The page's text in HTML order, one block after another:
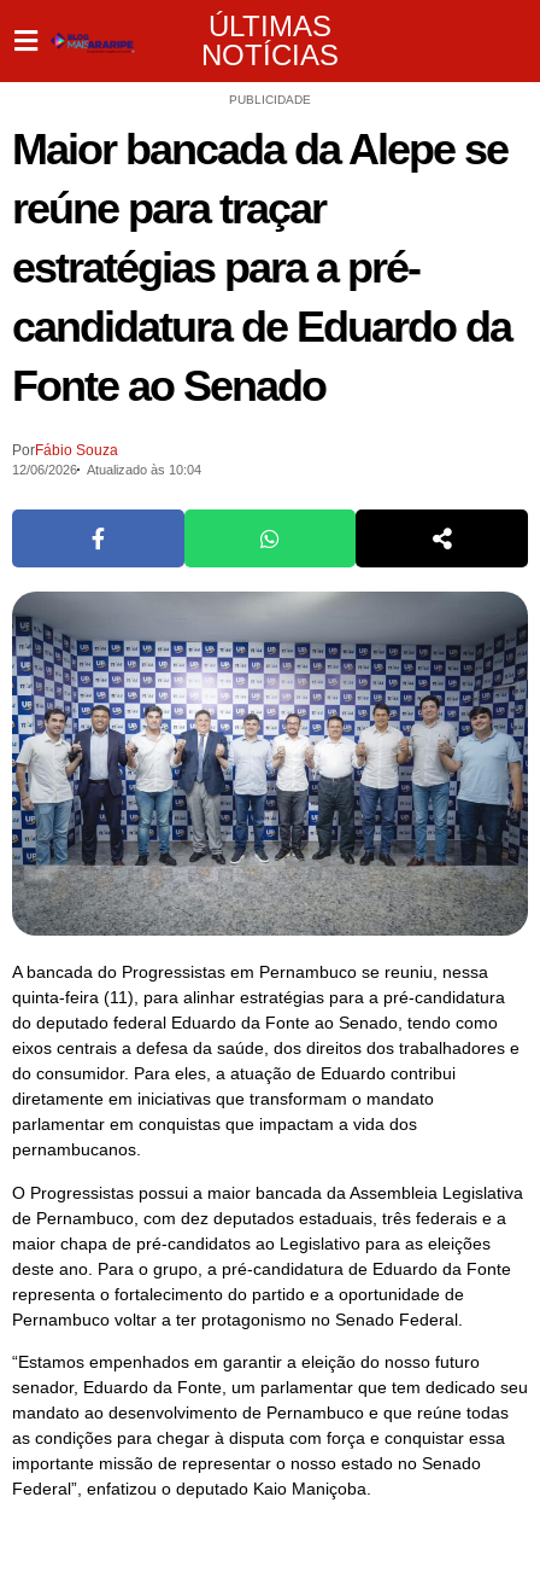
ÚLTIMAS
NOTÍCIAS
PUBLICIDADE
Maior bancada da Alepe se
reúne para traçar
estratégias para a pré-
candidatura de Eduardo da
Fonte ao Senado
PorFábio Souza
12/06/2026 Atualizado às 10:04
A bancada do Progressistas em Pernambuco se reuniu, nessa
quinta-feira (11), para alinhar estratégias para a pré-candidatura
do deputado federal Eduardo da Fonte ao Senado, tendo como
eixos centrais a defesa da saúde, dos direitos dos trabalhadores e
do consumidor. Para eles, a atuação de Eduardo contribui
diretamente em iniciativas que transformam o mandato
parlamentar em conquistas que impactam a vida dos
pernambucanos.
O Progressistas possui a maior bancada da Assembleia Legislativa
de Pernambuco, com dez deputados estaduais, três federais e a
maior chapa de pré-candidatos ao Legislativo para as eleições
deste ano. Para o grupo, a pré-candidatura de Eduardo da Fonte
representa o fortalecimento do partido e a oportunidade de
Pernambuco voltar a ter protagonismo no Senado Federal.
“Estamos empenhados em garantir a eleição do nosso futuro
senador, Eduardo da Fonte, um parlamentar que tem dedicado seu
mandato ao desenvolvimento de Pernambuco e que reúne todas
as condições para chegar à disputa com força e conquistar essa
importante missão de representar o nosso estado no Senado
Federal”, enfatizou o deputado Kaio Maniçoba.